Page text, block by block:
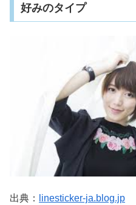
好みのタイプ
出典： linesticker-ja.blog.jp